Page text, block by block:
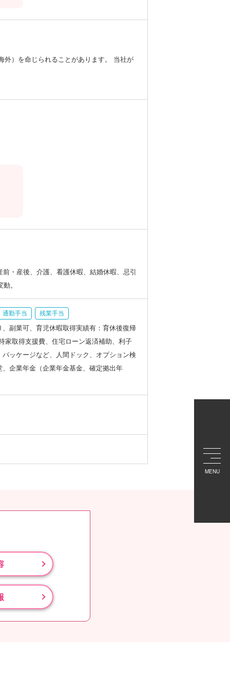
MENU
外）を命じられることがあります。 当社が
・産後、介護、看護休暇、結婚休暇、忌引
。
通勤手当 残業手当
副業可、育児休暇取得実績有：育休後復帰
家取得支援費、住宅ローン返済補助、利子
ッケージなど、人間ドック、オプション検
企業年金（企業年金基金、確定拠出年